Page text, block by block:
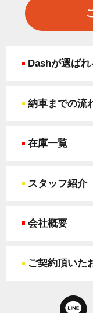
Dashが選ば
納車までの流
在庫一覧
スタッフ紹介
会社概要
ご契約頂いた